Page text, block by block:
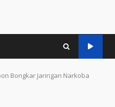
Bongkar Jaringan Narkoba